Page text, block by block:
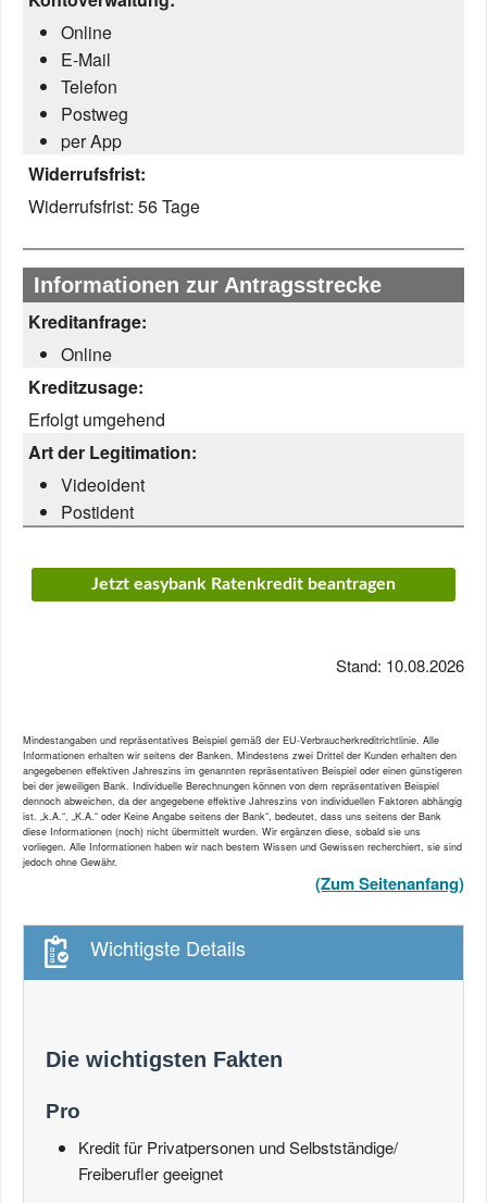
Online
E-Mail
Telefon
Postweg
per App
Widerrufsfrist:
Widerrufsfrist: 56 Tage
Informationen zur Antragsstrecke
Kreditanfrage:
Online
Kreditzusage:
Erfolgt umgehend
Art der Legitimation:
Videoident
Postident
Jetzt easybank Ratenkredit beantragen
Stand: 10.08.2026
Mindestangaben und repräsentatives Beispiel gemäß der EU-Verbraucherkreditrichtlinie. Alle
Informationen erhalten wir seitens der Banken. Mindestens zwei Drittel der Kunden erhalten den
angegebenen effektiven Jahreszins im genannten repräsentativen Beispiel oder einen günstigeren
bei der jeweiligen Bank. Individuelle Berechnungen können von dem repräsentativen Beispiel
dennoch abweichen, da der angegebene effektive Jahreszins von individuellen Faktoren abhängig
ist. „k.A.“, „K.A.“ oder Keine Angabe seitens der Bank“, bedeutet, dass uns seitens der Bank
diese Informationen (noch) nicht übermittelt wurden. Wir ergänzen diese, sobald sie uns
vorliegen. Alle Informationen haben wir nach bestem Wissen und Gewissen recherchiert, sie sind
jedoch ohne Gewähr.
(Zum Seitenanfang)
Wichtigste Details
Die wichtigsten Fakten
Pro
Kredit für Privatpersonen und Selbstständige/
Freiberufler geeignet